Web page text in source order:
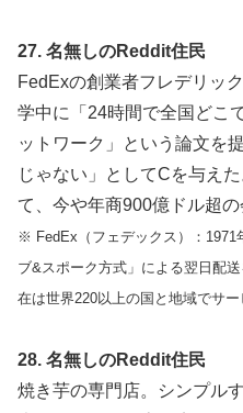
27. 名無しのReddit住民
FedExの創業者フレデリッ
学中に「24時間で全国どこ
ットワーク」という論文を
じゃない」としてCを与え
て、今や年商900億ドル超の
※ FedEx（フェデックス）：1971
ブ&スポーク方式」による翌日配
在は世界220以上の国と地域でサー
28. 名無しのReddit住民
焼き芋の専門店。シンプル